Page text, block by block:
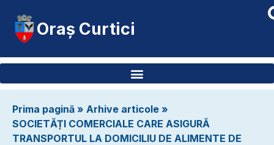
Oraș Curtici
Prima pagină » Arhive articole »
SOCIETĂȚI COMERCIALE CARE ASIGURĂ
TRANSPORTUL LA DOMICILIU DE ALIMENTE DE